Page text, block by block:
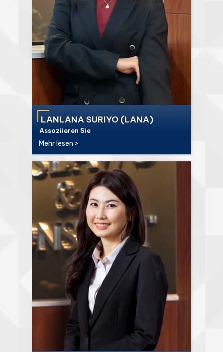
LANLANA SURIYO (LANA)
Assoziieren Sie
Mehr lesen >